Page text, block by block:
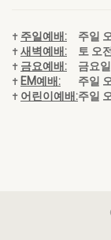
✝ 주일예배:
주일
✝새벽예배:
토 오
✝ 금요예배:
금요
✝ EM예배:
주일
✝ 어린이예배:주일